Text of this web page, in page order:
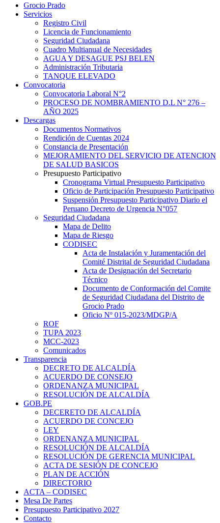
Grocio Prado
Servicios
Registro Civil
Licencia de Funcionamiento
Seguridad Ciudadana
Cuadro Multianual de Necesidades
AGUA Y DESAGUE PSJ BELEN
Administración Tributaria
TANQUE ELEVADO
Convocatoria
Convocatoria Laboral N°2
PROCESO DE NOMBRAMIENTO D.L N° 276 –
AÑO 2025
Descargas
Documentos Normativos
Rendición de Cuentas 2024
Constancia de Presentación
MEJORAMIENTO DEL SERVICIO DE ATENCION
DE SALUD BASICOS
Presupuesto Participativo
Cronograma Virtual Presupuesto Participativo
Oficio de Participación Presupuesto Participativo
Suspensión Presupuesto Participativo Diario el
Peruano Decreto de Urgencia N°057
Seguridad Ciudadana
Mapa de Delito
Mapa de Riesgo
CODISEC
Acta de Instalación y Juramentación del
Comité Distrital de Seguridad Ciudadana
Acta de Designación del Secretario
Técnico
Documento de Conformación del Comite
de Seguridad Ciudadana del Distrito de
Grocio Prado
Oficio Nº 015-2023/MDGP/A
ROF
TUPA 2023
MCC-2023
Comunicados
Transparencia
DECRETO DE ALCALDÍA
ACUERDO DE CONSEJO
ORDENANZA MUNICIPAL
RESOLUCIÓN DE ALCALDÍA
GOB.PE
DECERETO DE ALCALDÍA
ACUERDO DE CONCEJO
LEY
ORDENANZA MUNICIPAL
RESOLUCIÓN DE ALCALDÍA
RESOLUCIÓN DE GERENCIA MUNICIPAL
ACTA DE SESIÓN DE CONCEJO
PLAN DE ACCIÓN
DIRECTORIO
ACTA – CODISEC
Mesa De Partes
Presupuesto Participativo 2027
Contacto